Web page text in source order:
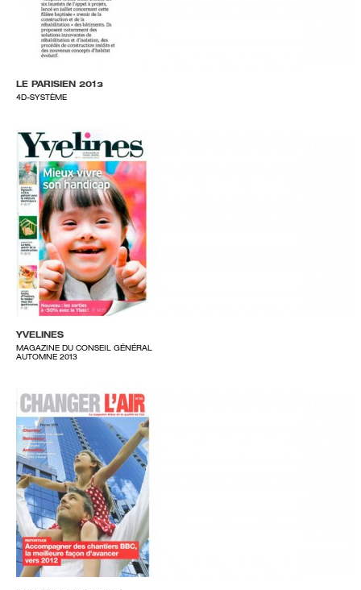
LE PARISIEN 2013
4D-SYSTÈME
YVELINES
MAGAZINE DU CONSEIL GÉNÉRAL
AUTOMNE 2013